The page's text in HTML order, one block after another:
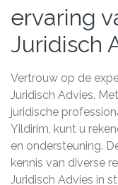
ervaring
Juridisch
Vertrouw op de
Juridisch Advies.
juridische
Yildirim, kunt u
en ondersteuning.
kennis van diverse
Juridisch Advies in